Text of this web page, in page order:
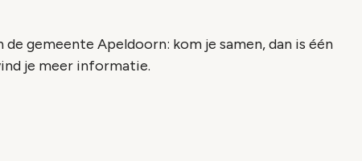
gemeente Apeldoorn: kom je samen, dan is één
je meer informatie.